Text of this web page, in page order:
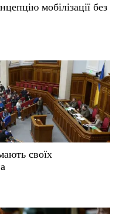
мобілізації без
своїх